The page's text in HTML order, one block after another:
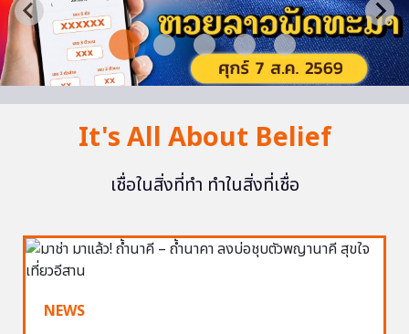
It's All About Belief
เชื่อในสิ่งที่ทำ ทำในสิ่งที่เชื่อ
NEWS